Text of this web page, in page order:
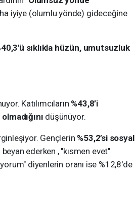
iyiye (olumlu yönde) gideceğine
sıklıkla hüzün, umutsuzluk
Katılımcıların %43,8’i
düşünüyor.
Gençlerin %53,2’si sosyal
beyan ederken , "kısmen evet"
diyenlerin oranı ise %12,8'de